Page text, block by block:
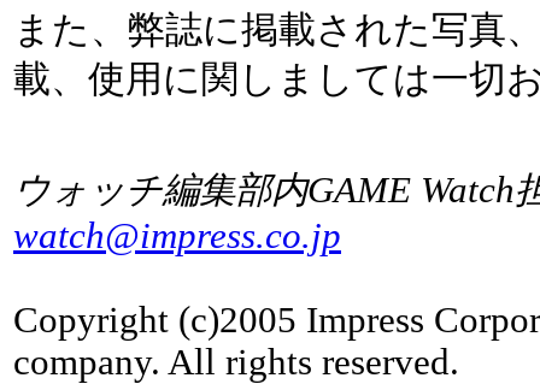
また、弊誌に掲載された写真
載、使用に関しましては一切
ウォッチ編集部内GAME Watch
watch@impress.co.jp
Copyright (c)2005 Impress
company. All rights reserved.